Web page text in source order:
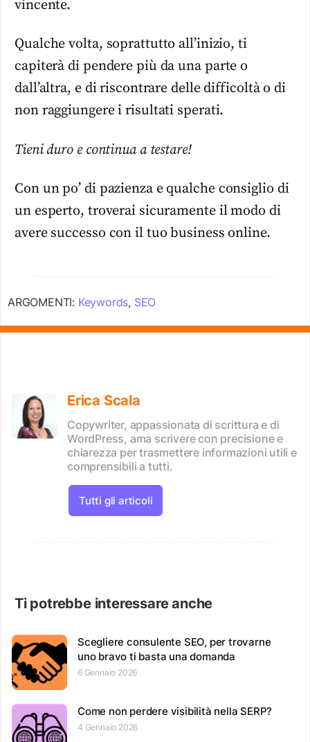
vincente.
Qualche volta, soprattutto all’inizio, ti
capiterà di pendere più da una parte o
dall’altra, e di riscontrare delle difficoltà o di
non raggiungere i risultati sperati.
Tieni duro e continua a testare!
Con un po’ di pazienza e qualche consiglio di
un esperto, troverai sicuramente il modo di
avere successo con il tuo business online.
ARGOMENTI: Keywords, SEO
Erica Scala
Copywriter, appassionata di scrittura e di
WordPress, ama scrivere con precisione e
chiarezza per trasmettere informazioni utili e
comprensibili a tutti.
Tutti gli articoli
Ti potrebbe interessare anche
Scegliere consulente SEO, per trovarne
uno bravo ti basta una domanda
6 Gennaio 2026
Come non perdere visibilità nella SERP?
4 Gennaio 2026